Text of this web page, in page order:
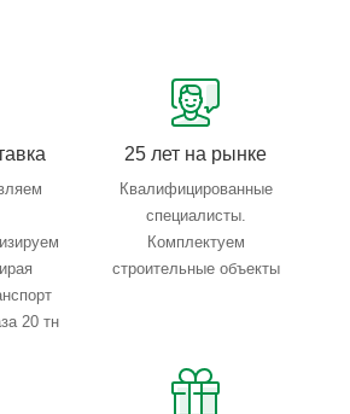
въезд, погрузка, выезд
20 тн
25 лет на рынке
Квалифицированные
специалисты.
Комплектуем
строительные объекты